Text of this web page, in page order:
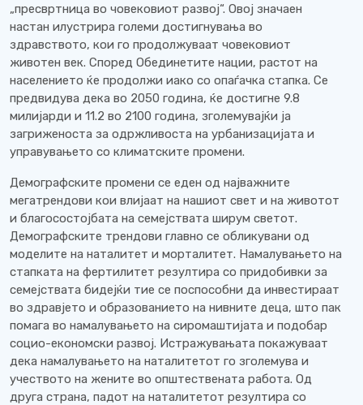
„пресвртница во човековиот развој“. Овој значаен
настан илустрира големи достигнувања во
здравството, кои го продолжуваат човековиот
животен век. Според Обединетите нации, растот на
населението ќе продолжи иако со опаѓачка стапка. Се
предвидува дека во 2050 година, ќе достигне 9.8
милијарди и 11.2 во 2100 година, зголемувајќи ја
загриженоста за одржливоста на урбанизацијата и
управувањето со климатските промени.
Демографските промени се еден од најважните
мегатрендови кои влијаат на нашиот свет и на животот
и благосостојбата на семејствата ширум светот.
Демографските трендови главно се обликувани од
моделите на наталитет и морталитет. Намалувањето на
стапката на фертилитет резултира со придобивки за
семејствата бидејќи тие се поспособни да инвестираат
во здравјето и образованието на нивните деца, што пак
помага во намалувањето на сиромаштијата и подобар
социо-економски развој. Истражувањата покажуваат
дека намалувањето на наталитетот го зголемува и
учеството на жените во општествената работа. Од
друга страна, падот на наталитетот резултира со